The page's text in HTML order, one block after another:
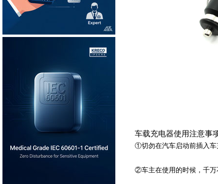
车载充电器使用注意事
①切勿在汽车启动前插入车
②车主在使用的时候，千万